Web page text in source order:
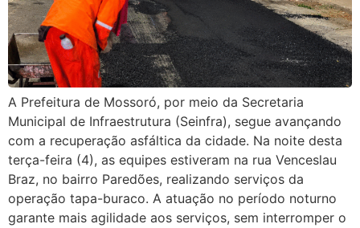
A Prefeitura de Mossoró, por meio da Secretaria
Municipal de Infraestrutura (Seinfra), segue avançando
com a recuperação asfáltica da cidade. Na noite desta
terça-feira (4), as equipes estiveram na rua Venceslau
Braz, no bairro Paredões, realizando serviços da
operação tapa-buraco. A atuação no período noturno
garante mais agilidade aos serviços, sem interromper o